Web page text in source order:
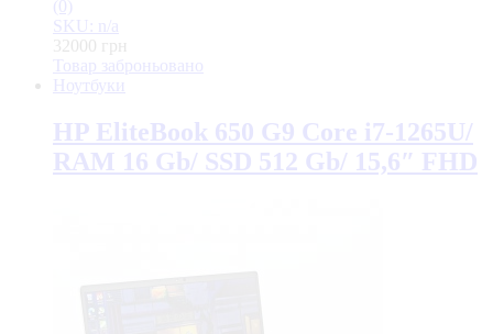
(0)
SKU: n/a
32000
грн
Товар заброньовано
Ноутбуки
HP EliteBook 650 G9 Core i7-1265U/
RAM 16 Gb/ SSD 512 Gb/ 15,6″ FHD